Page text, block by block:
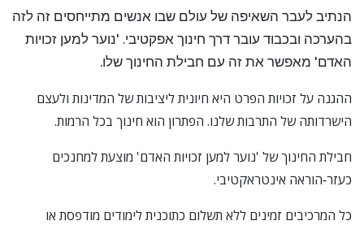
הנתיב לעבר השאיפה של עולם שבו אנשים מתייחסים זה לזה
בהערכה ובכבוד עובר דרך חינוך אפקטיבי. 'נוער למען זכויות
האדם' מאפשר את זה עם חבילת החינוך שלו.
ההגנה על זכויות הפרט היא חיונית ליציבות של המדינות ולעצם
הישרדותה של התרבות שלנו. הפתרון הוא חינוך בכל הרמות.
חבילת החינוך של 'נוער למען זכויות האדם' מוצעת למחנכים
כעזר‑הוראה אינטראקטיבי.
כל המרכיבים זמינים ללא תשלום כתוכנית לימודים מודפסת או